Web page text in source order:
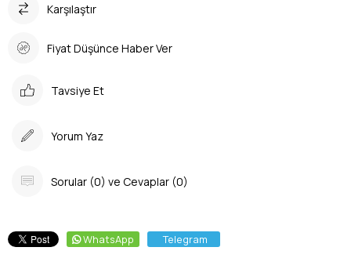
Karşılaştır
Fiyat Düşünce Haber Ver
Tavsiye Et
Yorum Yaz
Sorular (0) ve Cevaplar (0)
WhatsApp Telegram